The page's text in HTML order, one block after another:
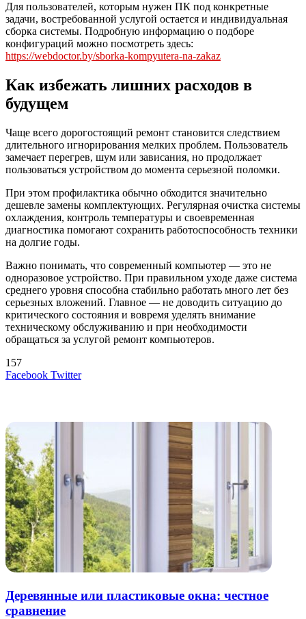
Для пользователей, которым нужен ПК под конкретные
задачи, востребованной услугой остается и индивидуальная
сборка системы. Подробную информацию о подборе
конфигураций можно посмотреть здесь:
https://webdoctor.by/sborka-kompyutera-na-zakaz
Как избежать лишних расходов в
будущем
Чаще всего дорогостоящий ремонт становится следствием
длительного игнорирования мелких проблем. Пользователь
замечает перегрев, шум или зависания, но продолжает
пользоваться устройством до момента серьезной поломки.
При этом профилактика обычно обходится значительно
дешевле замены комплектующих. Регулярная очистка системы
охлаждения, контроль температуры и своевременная
диагностика помогают сохранить работоспособность техники
на долгие годы.
Важно понимать, что современный компьютер — это не
одноразовое устройство. При правильном уходе даже система
среднего уровня способна стабильно работать много лет без
серьезных вложений. Главное — не доводить ситуацию до
критического состояния и вовремя уделять внимание
техническому обслуживанию и при необходимости
обращаться за услугой ремонт компьютеров.
157
Facebook TwitterLinkedIn
Tumblr
Reddit
Вконтакте
Одноклассники
Skype
Messenger
Messenger
WhatsApp
Telegram
Viber
Line
Поделиться
Печатать
Деревянные или пластиковые окна: честное
сравнение